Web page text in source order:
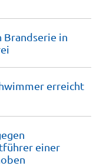
Brandserie in
erreicht
einer